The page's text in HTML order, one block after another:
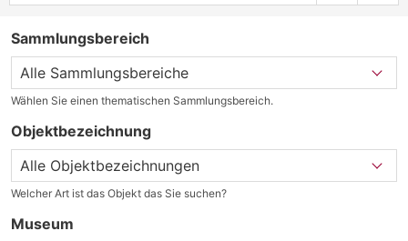
Sammlungsbereich
Wählen Sie einen thematischen Sammlungsbereich.
Objektbezeichnung
Welcher Art ist das Objekt das Sie suchen?
Museum